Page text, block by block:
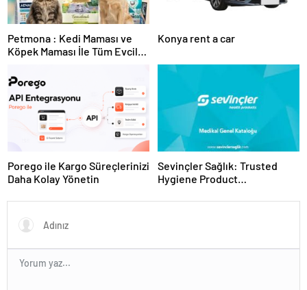
Petmona : Kedi Maması ve
Köpek Maması İle Tüm Evcil
Konya rent a car
Porego ile Kargo Süreçlerinizi
Daha Kolay Yönetin
Sevinçler Sağlık: Trusted
Hygiene Product